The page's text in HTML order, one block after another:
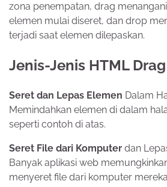
zona penempatan, drag
elemen mulai diseret, dan drop
terjadi saat elemen dilepaskan.
Jenis-Jenis HTML
Seret dan Lepas Elemen Dalam
Memindahkan elemen di dalam
seperti contoh di atas.
Seret File dari Komputer dan
Banyak aplikasi web
menyeret file dari komputer